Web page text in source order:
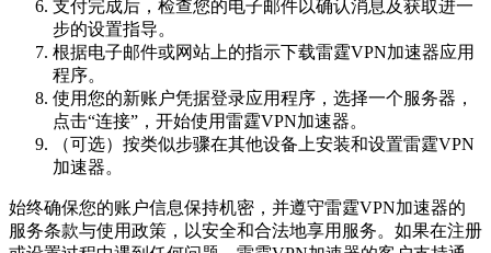
支付完成后，检查您的电子邮件以确认消息及获取进一
步的设置指导。
根据电子邮件或网站上的指示下载雷霆VPN加速器应用
程序。
使用您的新账户凭据登录应用程序，选择一个服务器，
点击“连接”，开始使用雷霆VPN加速器。
（可选）按类似步骤在其他设备上安装和设置雷霆VPN
加速器。
始终确保您的账户信息保持机密，并遵守雷霆VPN加速器的
服务条款与使用政策，以安全和合法地享用服务。如果在注册